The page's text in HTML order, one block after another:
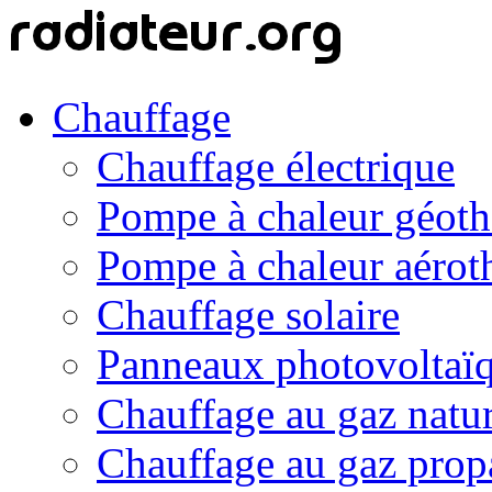
Chauffage
Chauffage électrique
Pompe à chaleur
Pompe à chaleur
Chauffage solaire
Panneaux
Chauffage au gaz
Chauffage au gaz